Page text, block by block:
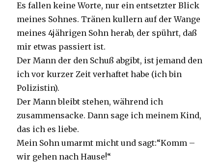
Es fallen keine Worte, nur ein entsetzter Blick
meines Sohnes. Tränen kullern auf der Wange
meines 4jährigen Sohn herab, der spührt, daß
mir etwas passiert ist.
Der Mann der den Schuß abgibt, ist jemand den
ich vor kurzer Zeit verhaftet habe (ich bin
Polizistin).
Der Mann bleibt stehen, während ich
zusammensacke. Dann sage ich meinem Kind,
das ich es liebe.
Mein Sohn umarmt micht und sagt:“Komm –
wir gehen nach Hause!“